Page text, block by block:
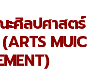
ศิลปศาสตร์
MUIC